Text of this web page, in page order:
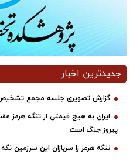
جدیدترین اخبار
گزارش تصویری جلسه مجمع تشخیص مصلحت
ایران به هیچ قیمتی از تنگه هرمز
پیروز جنگ است
تنگه هرمز را سربازان این سرزمین